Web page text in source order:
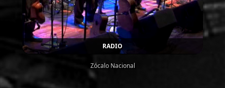
RADIO
Zócalo Nacional